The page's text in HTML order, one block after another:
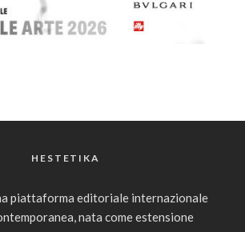
HESTETIKA
piattaforma editoriale internazionale
nata come estensione